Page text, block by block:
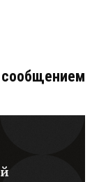
сообщением